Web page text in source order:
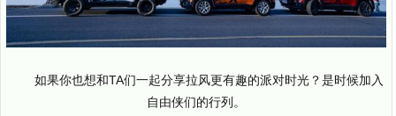
如果你也想和TA们一起分享拉风更有趣的派对时光？是时候加入
自由侠们的行列。